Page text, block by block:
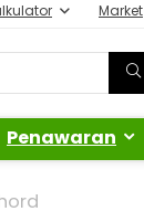
Market
Penawaran